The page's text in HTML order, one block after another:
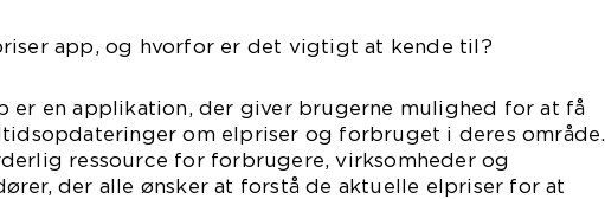
app, og hvorfor er det vigtigt at kende til?
er en applikation, der giver brugerne mulighed for at få
om elpriser og forbruget i deres område.
ressource for forbrugere, virksomheder og
der alle ønsker at forstå de aktuelle elpriser for at